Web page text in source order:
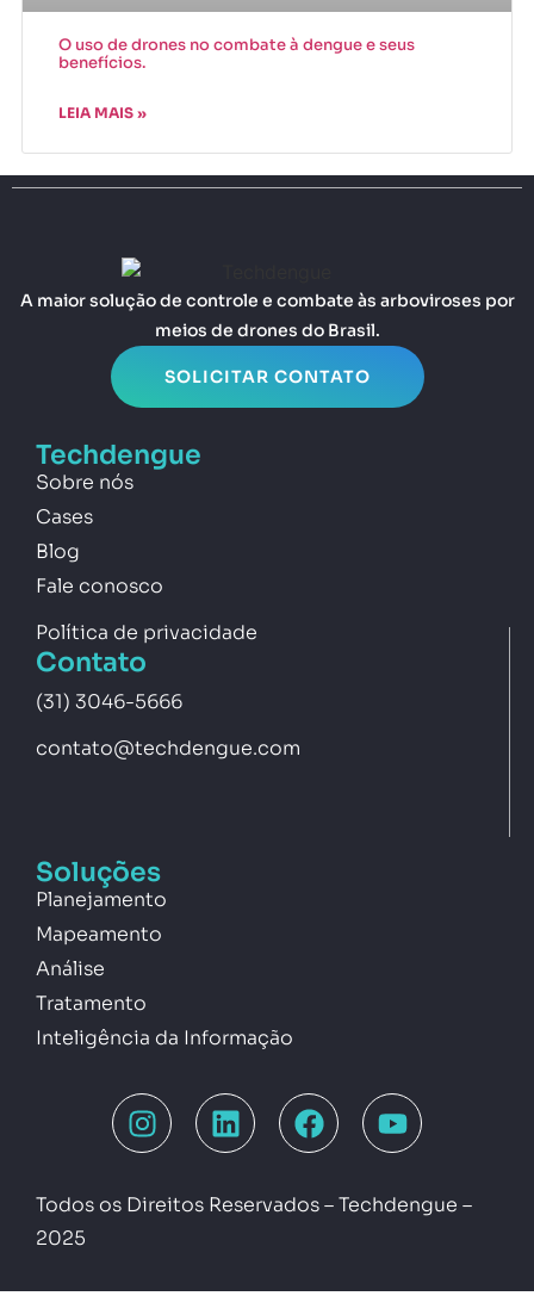
O uso de drones no combate à dengue e seus
benefícios.
LEIA MAIS »
A maior solução de controle e combate às arboviroses por
meios de drones do Brasil.
SOLICITAR CONTATO
Techdengue
Sobre nós
Cases
Blog
Fale conosco
Política de privacidade
Contato
(31) 3046-5666
contato@techdengue.com
Soluções
Planejamento
Mapeamento
Análise
Tratamento
Inteligência da Informação
Todos os Direitos Reservados – Techdengue –
2025